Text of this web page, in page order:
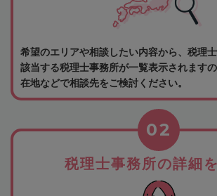
希望のエリアや相談したい内容から、税理士
該当する税理士事務所が一覧表示されます
在地などで相談先をご検討ください。
税理士事務所の詳細
02